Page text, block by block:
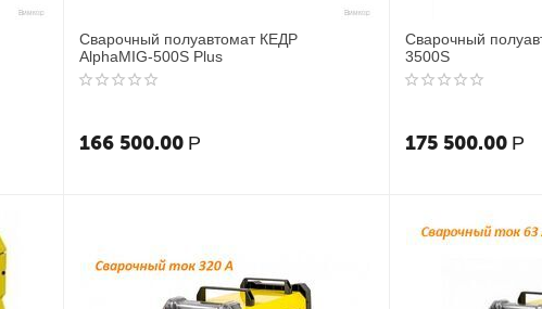
Сварочный полуавтомат КЕДР
AlphaMIG-500S Plus
166 500.00 Р
Сварочный
3500S
175 500.00 Р